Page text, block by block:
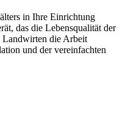
in Ihre Einrichtung
das die Lebensqualität der
Landwirten die Arbeit
und der vereinfachten